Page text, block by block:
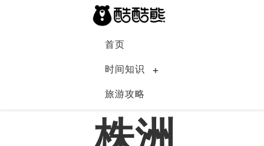
首页
时间知识
旅游攻略
中国